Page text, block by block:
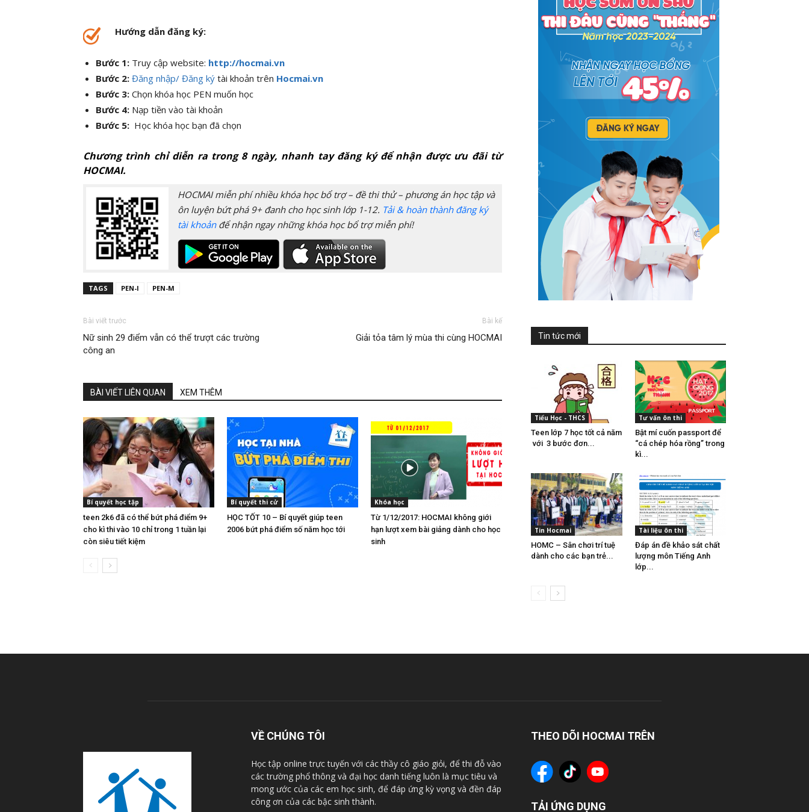
Hướng dẫn đăng ký:
Bước 1: Truy cập website: http://hocmai.vn
Bước 2: Đăng nhập/ Đăng ký tài khoản trên Hocmai.vn
Bước 3: Chọn khóa học PEN muốn học
Bước 4: Nạp tiền vào tài khoản
Bước 5: Học khóa học bạn đã chọn
Chương trình chỉ diễn ra trong 8 ngày, nhanh tay đăng ký để nhận được ưu đãi từ
HOCMAI.
HOCMAI miễn phí nhiều khóa học bổ trợ – đề thi thử – phương án học tập và
ôn luyện bứt phá 9+ đanh cho học sinh lớp 1-12. Tải & hoàn thành đăng ký
tài khoảnđể nhận ngay những khóa học bổ trợ miễn phí!
TAGS PEN-I PEN-M
Bài viết trước
Nữ sinh 29 điểm vẫn có thể trượt các trường
công an
Bài kế
Giải tỏa tâm lý mùa thi cùng HOCMAI
BÀI VIẾT LIÊN QUAN XEM THÊM
Bí quyết học tập
teen 2k6 đã có thể bứt phá điểm 9+
cho kì thi vào 10 chỉ trong 1 tuần lại
còn siêu tiết kiệm
Bí quyết thi cử
HỌC TỐT 10 – Bí quyết giúp teen
2006 bứt phá điểm số năm học tới
Khóa học
Từ 1/12/2017: HOCMAI không giới
hạn lượt xem bài giảng dành cho học
sinh
Tin tức mới
Tiểu Học - THCS
Teen lớp 7 học tốt cả năm
với 3 bước đơn...
Tư vấn ôn thi
Bật mí cuốn passport để
“cá chép hóa rồng” trong
kì...
Tin Hocmai
HOMC – Sân chơi trí tuệ
dành cho các bạn trẻ...
Tài liệu ôn thi
Đáp án đề khảo sát chất
lượng môn Tiếng Anh
lớp...
VỀ CHÚNG TÔI
Học tập online trực tuyến với các thầy cô giáo giỏi, để thi đỗ vào
các trường phổ thông và đại học danh tiếng luôn là mục tiêu và
mong ước của các em học sinh, để đáp ứng kỳ vọng và đền đáp
công ơn của các bậc sinh thành.
THEO DÕI HOCMAI TRÊN
TẢI ỨNG DỤNG